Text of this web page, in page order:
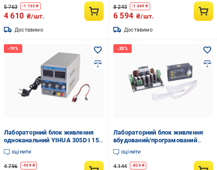
5 763 -1 153 ₴
4 610 ₴/шт.
Доставимо
8 243 -1 649 ₴
6 594 ₴/шт.
Доставимо
Лабораторний блок живлення
одноканальний YIHUA 305D I 150
Вт/30 В/5А цифровий Білий (168-
31-168-795)
оцінити
4 796 -959₴
Лабораторний блок живлення
вбудований/програмований
RIDEN DPH5005 160 Вт 0-50 В/5А
цифровий Чорний (168-31-182-
024)
оцінити
4 144 -829₴